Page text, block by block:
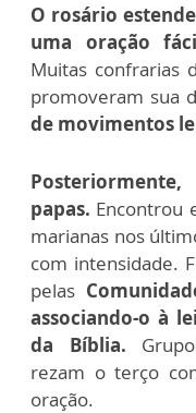
O rosário
uma oração
Muitas confrarias
promoveram sua
de movimentos
papas. Encontrou
marianas nos
com intensidade.
pelas
associando-o à
da Bíblia.
rezam o terço
oração.